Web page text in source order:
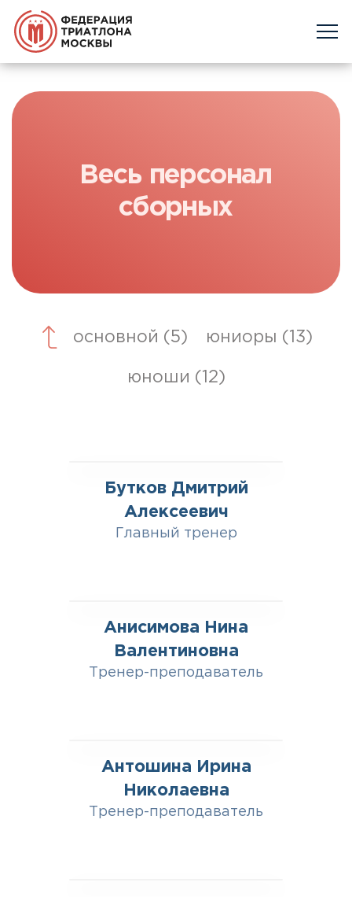
Весь персонал
сборных
основной (5) юниоры (13)
юноши (12)
Бутков Дмитрий
Алексеевич
Главный тренер
Анисимова Нина
Валентиновна
Тренер-преподаватель
Антошина Ирина
Николаевна
Тренер-преподаватель